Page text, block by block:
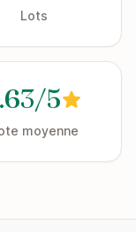
Lots
5
moyenne